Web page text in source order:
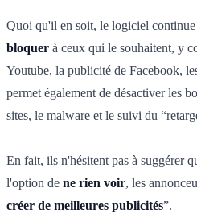
Quoi qu'il en soit, le logiciel
bloquer à ceux qui le souhaitent, y
Youtube, la publicité de Facebook,
permet également de désactiver les
sites, le malware et le suivi du
En fait, ils n'hésitent pas à suggérer
l'option de ne rien voir, les
créer de meilleures publicités”.